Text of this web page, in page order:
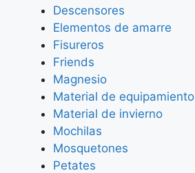
Descensores
Elementos de amarre
Fisureros
Friends
Magnesio
Material de equipamiento
Material de invierno
Mochilas
Mosquetones
Petates